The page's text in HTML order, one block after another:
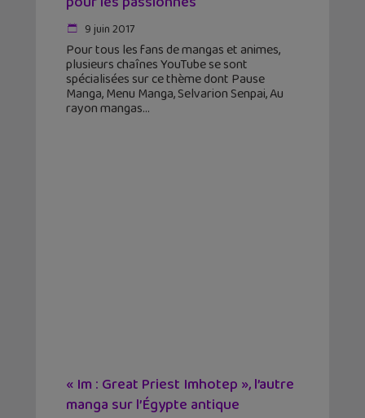
9 juin 2017
Pour tous les fans de mangas et animes,
plusieurs chaînes YouTube se sont
spécialisées sur ce thème dont Pause
Manga, Menu Manga, Selvarion Senpai, Au
rayon mangas
« Im : Great Priest Imhotep », l’autre
manga sur l’Égypte antique